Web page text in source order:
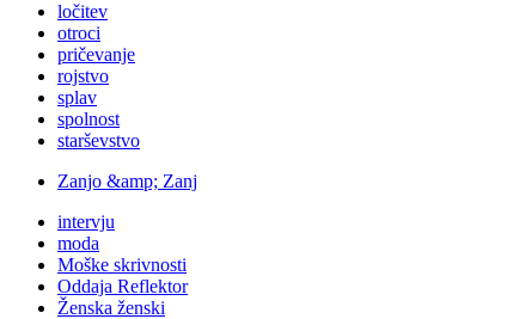
ločitev
otroci
pričevanje
rojstvo
splav
spolnost
starševstvo
Zanjo &amp; Zanj
intervju
moda
Moške skrivnosti
Oddaja Reflektor
Ženska ženski